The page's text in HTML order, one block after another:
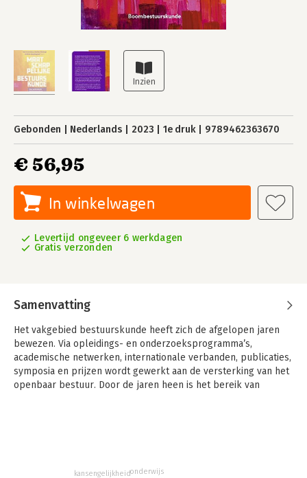
Gebonden Nederlands 2023 1e druk 9789462363670
€ 56,95
In winkelwagen
Levertijd ongeveer 6 werkdagen
Gratis verzonden
Samenvatting
Het vakgebied bestuurskunde heeft zich de afgelopen jaren
bewezen. Via opleidings- en onderzoeksprogramma’s,
academische netwerken, internationale verbanden, publicaties,
symposia en prijzen wordt gewerkt aan de versterking van het
openbaar bestuur. Door de jaren heen is het bereik van
bestuurskundigen bovendien aan maatschappelijke impact.
kansengelijkheidonderwijs